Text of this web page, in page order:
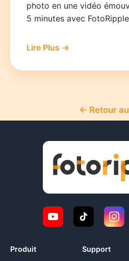
photo en une vidéo
5 minutes avec
Lire Plus →
← Retour
Produit Support